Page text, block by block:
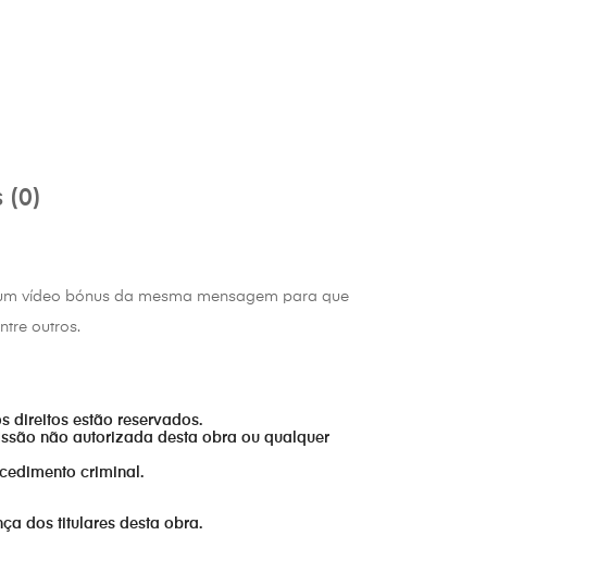
(0)
vídeo bónus da mesma mensagem para que
outros.
direitos estão reservados.
não autorizada desta obra ou qualquer
criminal.
dos titulares desta obra.